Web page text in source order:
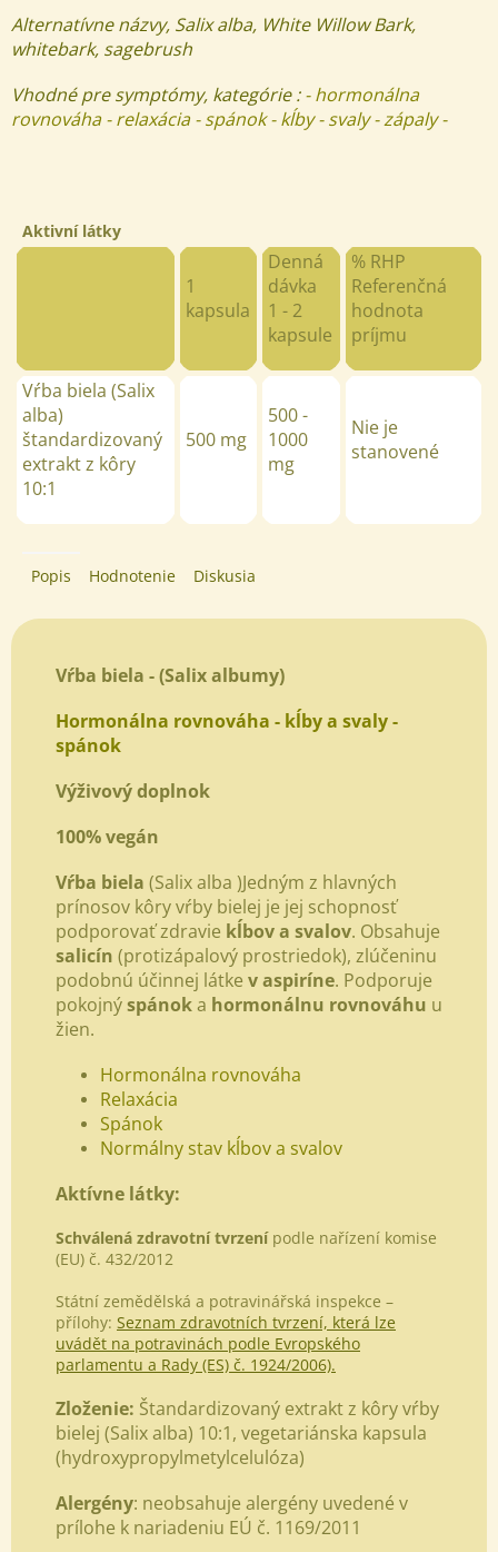
Alternatívne názvy, Salix alba, White Willow Bark,
whitebark, sagebrush
Vhodné pre symptómy, kategórie :- hormonálna
rovnováha - relaxácia - spánok - kĺby - svaly - zápaly-
Aktivní látky
1
kapsula
Denná
dávka
1 - 2
kapsule
% RHP
Referenčná
hodnota
príjmu
Vŕba biela (Salix
alba)
štandardizovaný
extrakt z kôry
10:1
500 mg
500 -
1000
mg
Nie je
stanovené
Popis Hodnotenie Diskusia
Vŕba biela -(Salix albumy)
Hormonálna rovnováha - kĺby a svaly -
spánok
Výživový doplnok
100% vegán
Vŕba biela (Salix alba )Jedným z hlavných
prínosov kôry vŕby bielej je jej schopnosť
podporovať zdravie kĺbov a svalov. Obsahuje
salicín (protizápalový prostriedok), zlúčeninu
podobnú účinnej látke v aspiríne. Podporuje
pokojnýspánoka hormonálnu rovnováhu u
žien.
Hormonálna rovnováha
Relaxácia
Spánok
Normálny stav kĺbov a svalov
Aktívne látky:
Schválená zdravotní tvrzenípodle nařízení komise
(EU) č. 432/2012
Státní zemědělská a potravinářská inspekce –
přílohy: Seznam zdravotních tvrzení, která lze
uvádět na potravinách podle Evropského
parlamentu a Rady (ES) č. 1924/2006).
Zloženie: Štandardizovaný extrakt z kôry vŕby
bielej (Salix alba) 10:1, vegetariánska kapsula
(hydroxypropylmetylcelulóza)
Alergény: neobsahuje alergény uvedené v
prílohe k nariadeniu EÚ č. 1169/2011